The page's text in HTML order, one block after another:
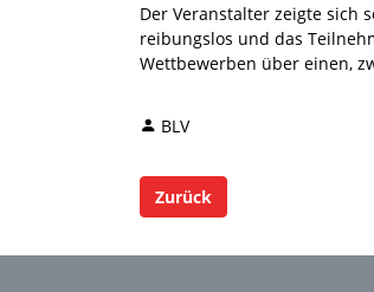
Der Veranstalter zeigte sich
reibungslos und das
Wettbewerben über einen,
BLV
Zurück